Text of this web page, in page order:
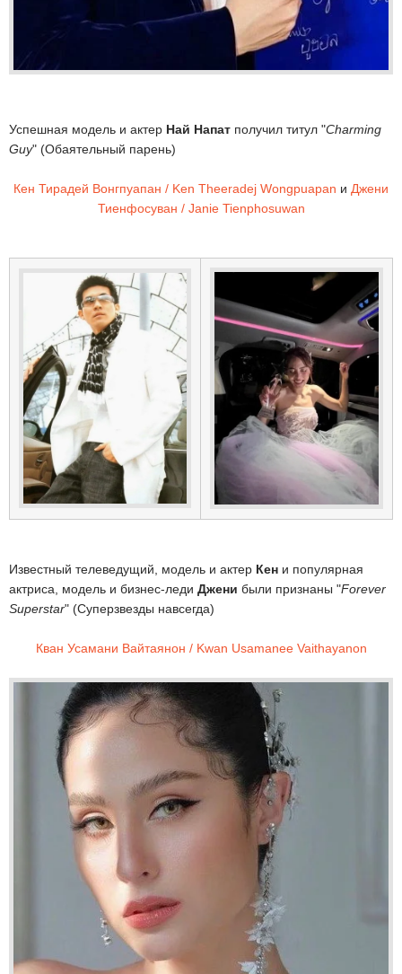
Успешная модель и актер Най Напат получил титул "Charming
Guy" (Обаятельный парень)
Кен Тирадей Вонгпуапан / Ken Theeradej Wongpuapan и Джени
Тиенфосуван / Janie Tienphosuwan
Известный телеведущий, модель и актер Кен и популярная
актриса, модель и бизнес-леди Джени были признаны "Forever
Superstar" (Суперзвезды навсегда)
Кван Усамани Вайтаянон / Kwan Usamanee Vaithayanon